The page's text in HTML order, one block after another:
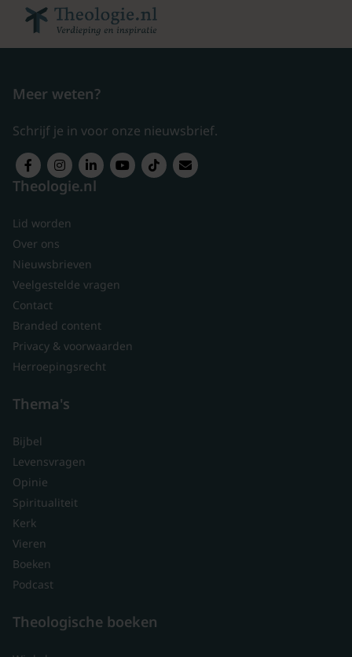
Meer weten?
Schrijf je in voor onze nieuwsbrief.
Theologie.nl
Lid worden
Over ons
Nieuwsbrieven
Veelgestelde vragen
Contact
Branded content
Privacy & voorwaarden
Herroepingsrecht
Thema's
Bijbel
Levensvragen
Opinie
Spiritualiteit
Kerk
Vieren
Boeken
Podcast
Theologische boeken